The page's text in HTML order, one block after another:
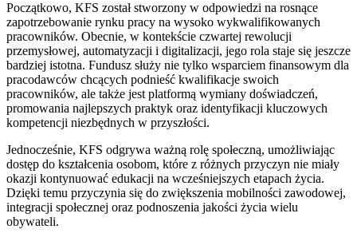
Początkowo, KFS został stworzony w odpowiedzi na rosnące
zapotrzebowanie rynku pracy na wysoko wykwalifikowanych
pracowników. Obecnie, w kontekście czwartej rewolucji
przemysłowej, automatyzacji i digitalizacji, jego rola staje się jeszcze
bardziej istotna. Fundusz służy nie tylko wsparciem finansowym dla
pracodawców chcących podnieść kwalifikacje swoich
pracowników, ale także jest platformą wymiany doświadczeń,
promowania najlepszych praktyk oraz identyfikacji kluczowych
kompetencji niezbędnych w przyszłości.
Jednocześnie, KFS odgrywa ważną rolę społeczną, umożliwiając
dostęp do kształcenia osobom, które z różnych przyczyn nie miały
okazji kontynuować edukacji na wcześniejszych etapach życia.
Dzięki temu przyczynia się do zwiększenia mobilności zawodowej,
integracji społecznej oraz podnoszenia jakości życia wielu
obywateli.